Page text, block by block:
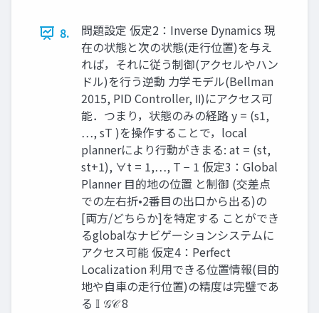
8.
問題設定 仮定2：Inverse Dynamics 現
在の状態と次の状態(走行位置)を与え
れば，それに従う制御(アクセルやハン
ドル)を行う逆動 力学モデル(Bellman
2015, PID Controller, Ⅱ)にアクセス可
能．つまり，状態のみの経路 y = (s1,
…, sT )を操作することで，local
plannerにより行動がきまる: at = (st,
st+1), ∀t = 1,…, T − 1 仮定3：Global
Planner 目的地の位置 と制御 (交差点
での左右折•2番目の出口から出る)の
[両方/どちらか]を特定する ことができ
るglobalなナビゲーションシステムに
アクセス可能 仮定4：Perfect
Localization 利用できる位置情報(目的
地や自車の走行位置)の精度は完璧であ
る 𝕀 𝒢𝒞 8